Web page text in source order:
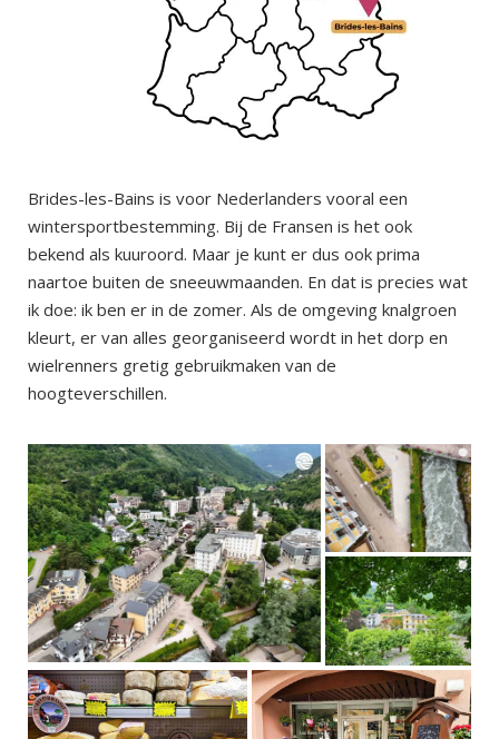
Brides-les-Bains is voor Nederlanders vooral een
wintersportbestemming. Bij de Fransen is het ook
bekend als kuuroord. Maar je kunt er dus ook prima
naartoe buiten de sneeuwmaanden. En dat is precies wat
ik doe: ik ben er in de zomer. Als de omgeving knalgroen
kleurt, er van alles georganiseerd wordt in het dorp en
wielrenners gretig gebruikmaken van de
hoogteverschillen.